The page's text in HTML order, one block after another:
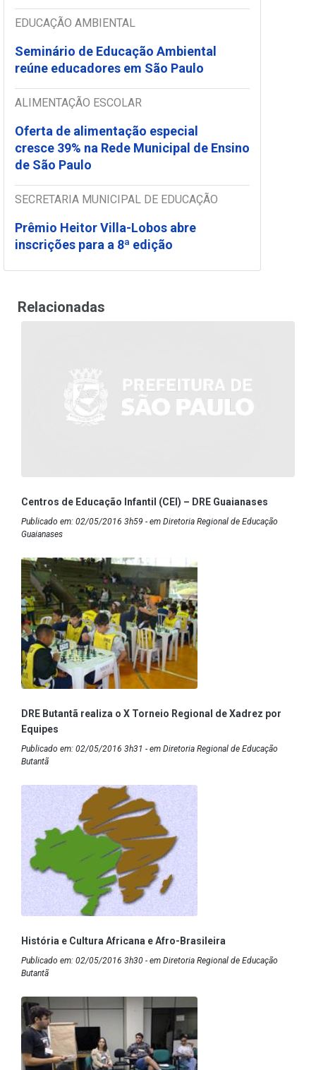
EDUCAÇÃO AMBIENTAL
Seminário de Educação Ambiental
reúne educadores em São Paulo
ALIMENTAÇÃO ESCOLAR
Oferta de alimentação especial
cresce 39% na Rede Municipal de Ensino
de São Paulo
SECRETARIA MUNICIPAL DE EDUCAÇÃO
Prêmio Heitor Villa-Lobos abre
inscrições para a 8ª edição
Relacionadas
Centros de Educação Infantil (CEI) – DRE Guaianases
Publicado em: 02/05/2016 3h59 - em Diretoria Regional de Educação
Guaianases
DRE Butantã realiza o X Torneio Regional de Xadrez por
Equipes
Publicado em: 02/05/2016 3h31 - em Diretoria Regional de Educação
Butantã
História e Cultura Africana e Afro-Brasileira
Publicado em: 02/05/2016 3h30 - em Diretoria Regional de Educação
Butantã